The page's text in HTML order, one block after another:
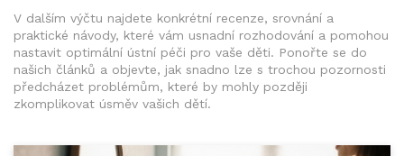
V dalším výčtu najdete konkrétní recenze, srovnání a
praktické návody, které vám usnadní rozhodování a pomohou
nastavit optimální ústní péči pro vaše děti. Ponořte se do
našich článků a objevte, jak snadno lze s trochou pozornosti
předcházet problémům, které by mohly později
zkomplikovat úsměv vašich dětí.